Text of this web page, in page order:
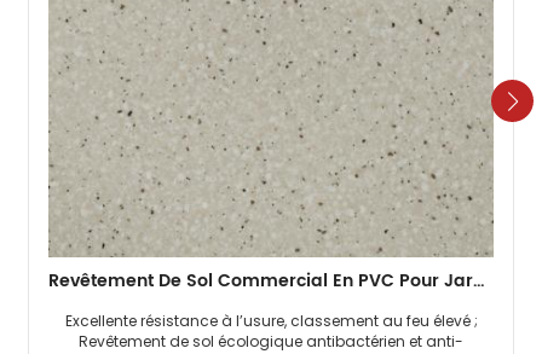
Revêtement De Sol Commercial En PVC Pour Jardin D'enfants 2 Mm
Excellente résistance à l’usure, classement au feu élevé ;
Revêtement de sol écologique antibactérien et anti-